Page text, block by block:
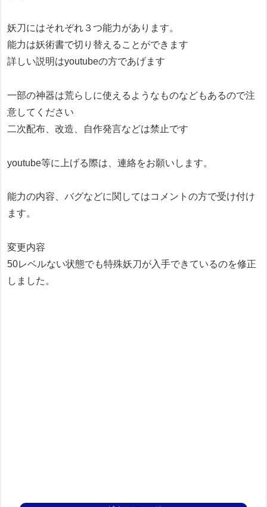
妖刀にはそれぞれ３つ能力があります。
能力は妖術書で切り替えることができます
詳しい説明はyoutubeの方であげます
一部の神器は荒らしに使えるようなものなどもあるので注
意してください
二次配布、改造、自作発言などは禁止です
youtube等に上げる際は、連絡をお願いします。
能力の内容、バグなどに関してはコメントの方で受け付け
ます。
変更内容
50レベルない状態でも特殊妖刀が入手できているのを修正
しました。